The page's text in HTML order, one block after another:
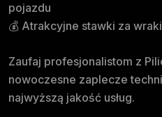
pojazdu
💰 Atrakcyjne stawki za
Zaufaj profesjonalistom z
nowoczesne zaplecze
najwyższą jakość usług.